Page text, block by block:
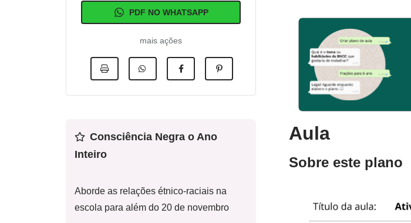
PDF NO WHATSAPP
mais ações
Consciência Negra o Ano
Inteiro
Aborde as relações étnico-raciais na
escola para além do 20 de novembro
Aula
Sobre este plano